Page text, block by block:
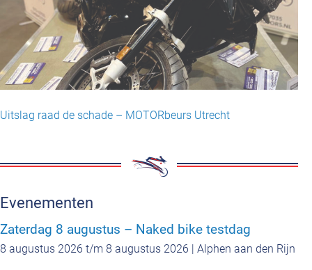
Uitslag raad de schade – MOTORbeurs Utrecht
Evenementen
Zaterdag 8 augustus – Naked bike testdag
8 augustus 2026 t/m 8 augustus 2026 | Alphen aan den Rijn